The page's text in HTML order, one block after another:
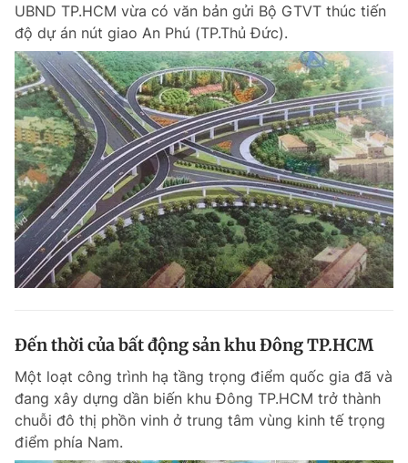
UBND TP.HCM vừa có văn bản gửi Bộ GTVT thúc tiến
độ dự án nút giao An Phú (TP.Thủ Đức).
Đến thời của bất động sản khu Đông TP.HCM
Một loạt công trình hạ tầng trọng điểm quốc gia đã và
đang xây dựng dần biến khu Đông TP.HCM trở thành
chuỗi đô thị phồn vinh ở trung tâm vùng kinh tế trọng
điểm phía Nam.